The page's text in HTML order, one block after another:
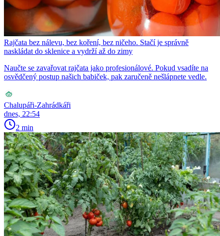
Rajčata bez nálevu, bez koření, bez ničeho. Stačí je správně
naskládat do sklenice a vydrží až do zimy
Naučte se zavařovat rajčata jako profesionálové. Pokud vsadíte na
osvědčený postup našich babiček, pak zaručeně nešlápnete vedle.
Chalupáři-Zahrádkáři
dnes, 22:54
2 min